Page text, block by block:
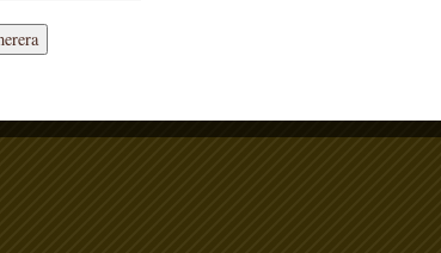
på Bokslukaren. Kom och lyssna på Mats